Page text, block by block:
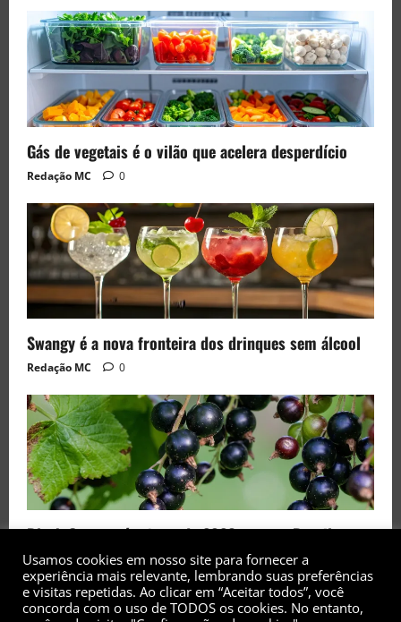
Gás de vegetais é o vilão que acelera desperdício
Redação MC 0
Swangy é a nova fronteira dos drinques sem álcool
Redação MC 0
Black Currant é a fruta de 2026 rara no Brasil
Redação MC 0
Usamos cookies em nosso site para fornecer a
experiência mais relevante, lembrando suas preferências
e visitas repetidas. Ao clicar em “Aceitar todos”, você
concorda com o uso de TODOS os cookies. No entanto,